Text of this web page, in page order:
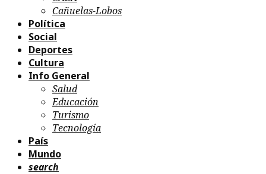
Cañuelas-Lobos
Política
Social
Deportes
Cultura
Info General
Salud
Educación
Turismo
Tecnología
País
Mundo
search